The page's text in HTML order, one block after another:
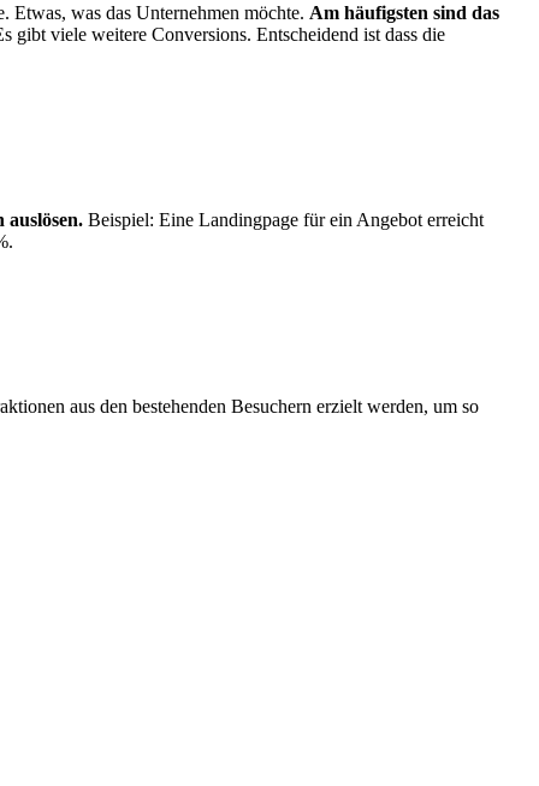
Etwas, was das Unternehmen möchte. Am häufigsten sind das
gibt viele weitere Conversions. Entscheidend ist dass die
auslösen. Beispiel: Eine Landingpage für ein Angebot erreicht
aus den bestehenden Besuchern erzielt werden, um so